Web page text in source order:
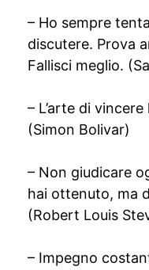
– Ho sempre
discutere. Prova
Fallisci meglio.
– L’arte di
(Simon Bolivar)
– Non giudicare
hai ottenuto, ma
(Robert Louis
– Impegno